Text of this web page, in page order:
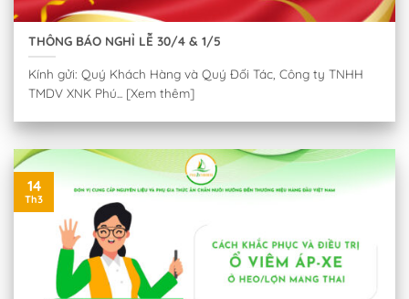
THÔNG BÁO NGHỈ LỄ 30/4 & 1/5
Kính gửi: Quý Khách Hàng và Quý Đối Tác, Công ty TNHH
TMDV XNK Phú... [Xem thêm]
14
Th3